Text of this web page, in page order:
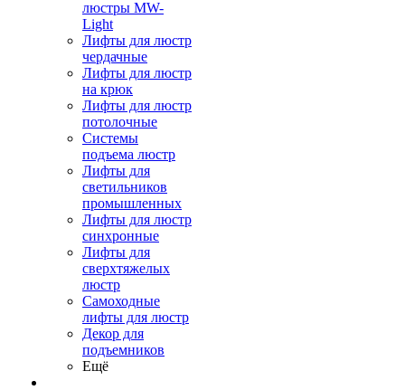
люстры MW-
Light
Лифты для люстр
чердачные
Лифты для люстр
на крюк
Лифты для люстр
потолочные
Системы
подъема люстр
Лифты для
светильников
промышленных
Лифты для люстр
синхронные
Лифты для
сверхтяжелых
люстр
Самоходные
лифты для люстр
Декор для
подъемников
Ещё